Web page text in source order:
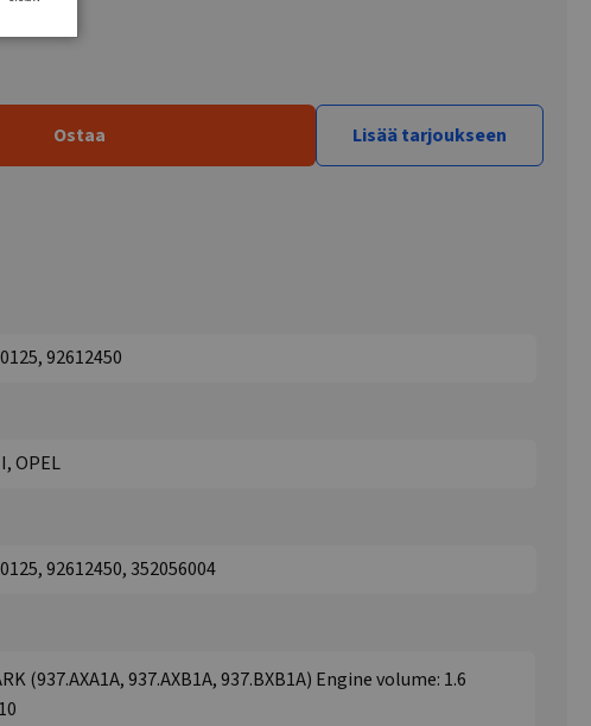
Ostaa Lisää tarjoukseen
92612450
OPEL
92612450, 352056004
(937.AXA1A, 937.AXB1A, 937.BXB1A) Engine volume: 1.6